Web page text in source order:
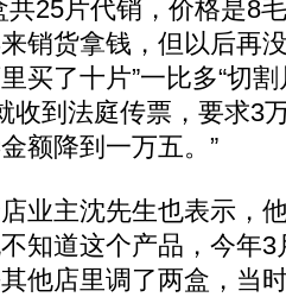
共25片代销，价格是8
销货拿钱，但以后再
买了十片”一比多“切
收到法庭传票，要求3
额降到一万五。”
主沈先生也表示，
知道这个产品，今年
他店里调了两盒，当